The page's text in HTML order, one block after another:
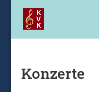
Konzerte